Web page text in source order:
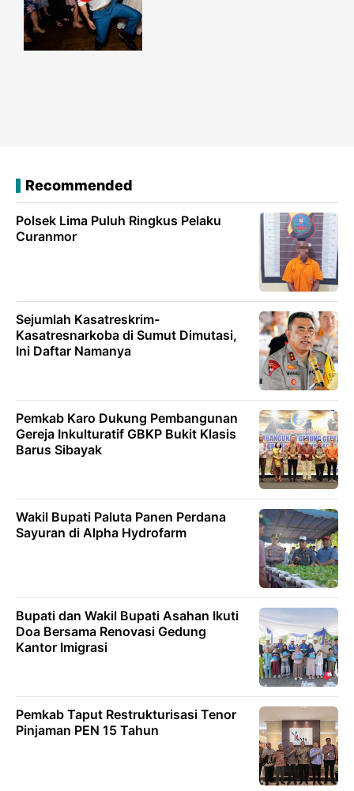
Recommended
Polsek Lima Puluh Ringkus Pelaku
Curanmor
Sejumlah Kasatreskrim-
Kasatresnarkoba di Sumut Dimutasi,
Ini Daftar Namanya
Pemkab Karo Dukung Pembangunan
Gereja Inkulturatif GBKP Bukit Klasis
Barus Sibayak
Wakil Bupati Paluta Panen Perdana
Sayuran di Alpha Hydrofarm
Bupati dan Wakil Bupati Asahan Ikuti
Doa Bersama Renovasi Gedung
Kantor Imigrasi
Pemkab Taput Restrukturisasi Tenor
Pinjaman PEN 15 Tahun